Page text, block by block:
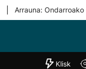
Arrauna: Ondarroako
"Helmuga"
Klisk